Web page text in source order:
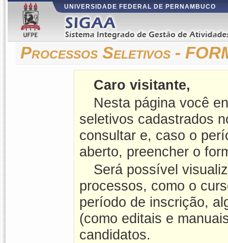
UNIVERSIDADE FEDERAL DE PERNAMBUCO
Processos Seletivos -
Caro visitante,
Nesta página você
seletivos cadastrados
consultar e, caso o
aberto, preencher o
Será possível
processos, como o
período de inscrição,
(como editais e
candidatos.